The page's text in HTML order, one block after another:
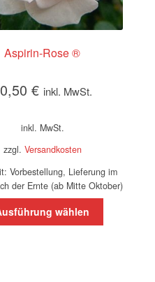
Aspirin-Rose ®
€ inkl. MwSt.
inkl. MwSt.
zzgl. Versandkosten
Vorbestellung, Lieferung im
der Ernte (ab Mitte Oktober)
wählen